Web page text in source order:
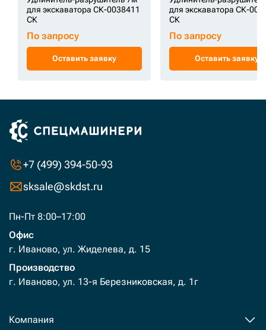
для экскаватора СК-0038411
СК
По запросу
Оставить заявку
для экскаватора СК-
СК
По запросу
Оставить заявку
+7 (499) 394-50-93
sksale@skdst.ru
Пн-Пт 8:00–17:00
Офис
г. Иваново, ул. Жиделева, д. 15
Производство
г. Иваново, ул. 13-я Березниковская, д. 1г
Компания